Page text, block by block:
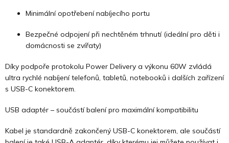
Minimální opotřebení nabíjecího portu
Bezpečné odpojení při nechtěném trhnutí (ideální pro děti i
domácnosti se zvířaty)
Díky podpoře protokolu Power Delivery a výkonu 60W zvládá
ultra rychlé nabíjení telefonů, tabletů, notebooků i dalších zařízení
s USB-C konektorem.
USB adaptér – součástí balení pro maximální kompatibilitu
Kabel je standardně zakončený USB-C konektorem, ale součástí